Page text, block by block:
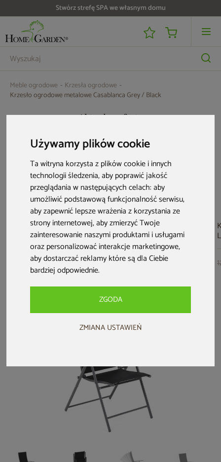
Używamy plików cookie
Ta witryna korzysta z plików cookie i innych
technologii śledzenia, aby poprawić jakość
przeglądania w następujących celach:aby
umożliwić podstawową funkcjonalność serwisu,
aby zapewnić lepsze wrażenia z korzystania ze
strony internetowej,aby zmierzyć Twoje
zainteresowanie naszymi produktami i usługami
oraz personalizować interakcje marketingowe,
aby dostarczać reklamy które są dla Ciebie
bardziej odpowiednie.
ZGODA
ZMIANA USTAWIEŃ
Do 25 000 zł zwrotu na kartę i raty RRSO 0%
Meble ogrodowe
Krzesła ogrodowe
Krzesło ogrodowe metalowe Casablanca Grey / Black
Aktualne oferty
Krzesło ogrodowe
drewniane
składane Akacja
199 zł
Krzesło ogrodowe
aluminiowe Ibiza
Relax Grey / Taupe
279 zł
Krzesło ogrodowe
metalowe Bolonia
Grey / Window
Grey
249 zł